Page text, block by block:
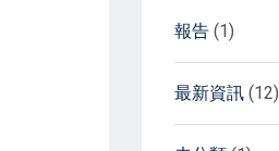
報告 (1)
最新資訊 (12)